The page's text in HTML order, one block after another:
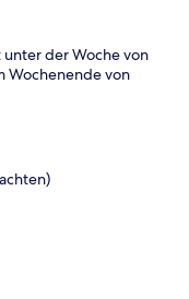
der Woche von
Wochenende von